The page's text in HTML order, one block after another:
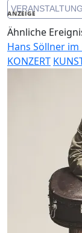
ANZEIGE
Ähnliche
Hans Söllner
KONZERT